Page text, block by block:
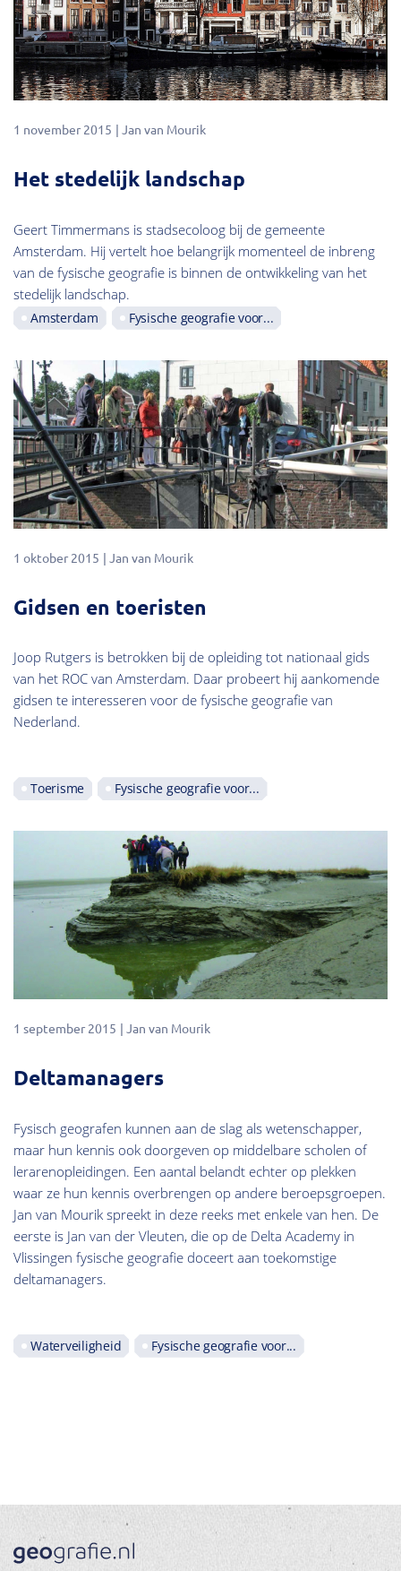
1 november 2015 Jan van Mourik
Het stedelijk landschap
Geert Timmermans is stadsecoloog bij de gemeente
Amsterdam. Hij vertelt hoe belangrijk momenteel de inbreng
van de fysische geografie is binnen de ontwikkeling van het
stedelijk landschap.
Amsterdam Fysische geografie voor...
1 oktober 2015 Jan van Mourik
Gidsen en toeristen
Joop Rutgers is betrokken bij de opleiding tot nationaal gids
van het ROC van Amsterdam. Daar probeert hij aankomende
gidsen te interesseren voor de fysische geografie van
Nederland.
Toerisme Fysische geografie voor...
1 september 2015 Jan van Mourik
Deltamanagers
Fysisch geografen kunnen aan de slag als wetenschapper,
maar hun kennis ook doorgeven op middelbare scholen of
lerarenopleidingen. Een aantal belandt echter op plekken
waar ze hun kennis overbrengen op andere beroepsgroepen.
Jan van Mourik spreekt in deze reeks met enkele van hen. De
eerste is Jan van der Vleuten, die op de Delta Academy in
Vlissingen fysische geografie doceert aan toekomstige
deltamanagers.
Waterveiligheid Fysische geografie voor...